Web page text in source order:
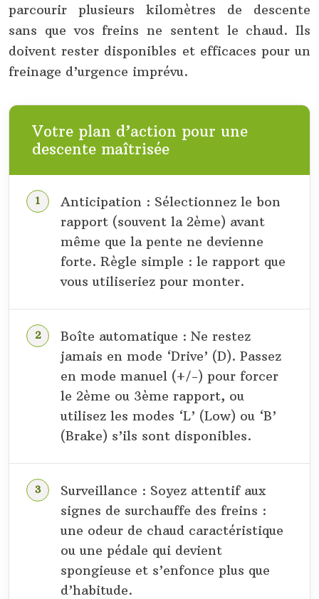
parcourir plusieurs kilomètres de descente
sans que vos freins ne sentent le chaud. Ils
doivent rester disponibles et efficaces pour un
freinage d’urgence imprévu.
Votre plan d’action pour une
descente maîtrisée
Anticipation : Sélectionnez le bon
rapport (souvent la 2ème) avant
même que la pente ne devienne
forte. Règle simple : le rapport que
vous utiliseriez pour monter.
Boîte automatique : Ne restez
jamais en mode ‘Drive’ (D). Passez
en mode manuel (+/-) pour forcer
le 2ème ou 3ème rapport, ou
utilisez les modes ‘L’ (Low) ou ‘B’
(Brake) s’ils sont disponibles.
Surveillance : Soyez attentif aux
signes de surchauffe des freins :
une odeur de chaud caractéristique
ou une pédale qui devient
spongieuse et s’enfonce plus que
d’habitude.